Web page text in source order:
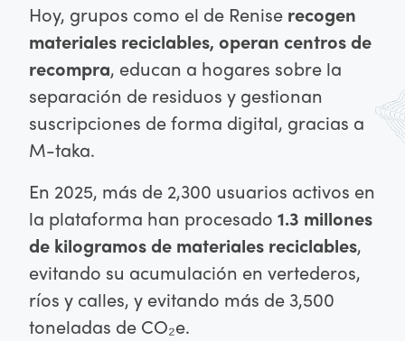
Hoy, grupos como el de Renise recogen
materiales reciclables, operan centros de
recompra, educan a hogares sobre la
separación de residuos y gestionan
suscripciones de forma digital, gracias a
M-taka.
En 2025, más de 2,300 usuarios activos en
la plataforma han procesado 1.3 millones
de kilogramos de materiales reciclables,
evitando su acumulación en vertederos,
ríos y calles, y evitando más de 3,500
toneladas de CO₂e.